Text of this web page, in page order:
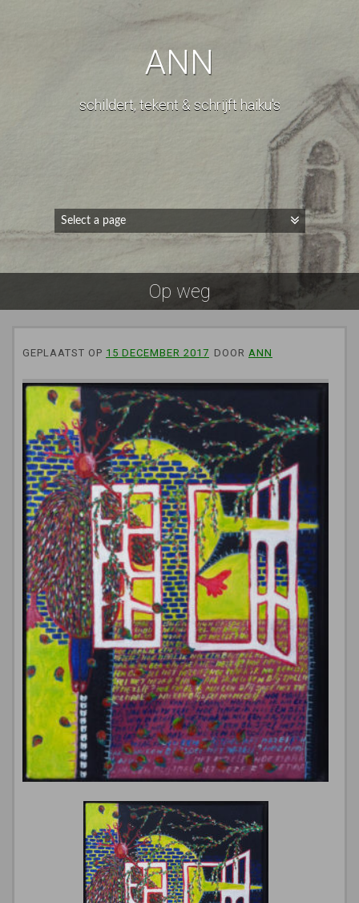
ANN
schildert, tekent & schrijft haiku's
Op weg
GEPLAATST OP 15 DECEMBER 2017 DOOR ANN